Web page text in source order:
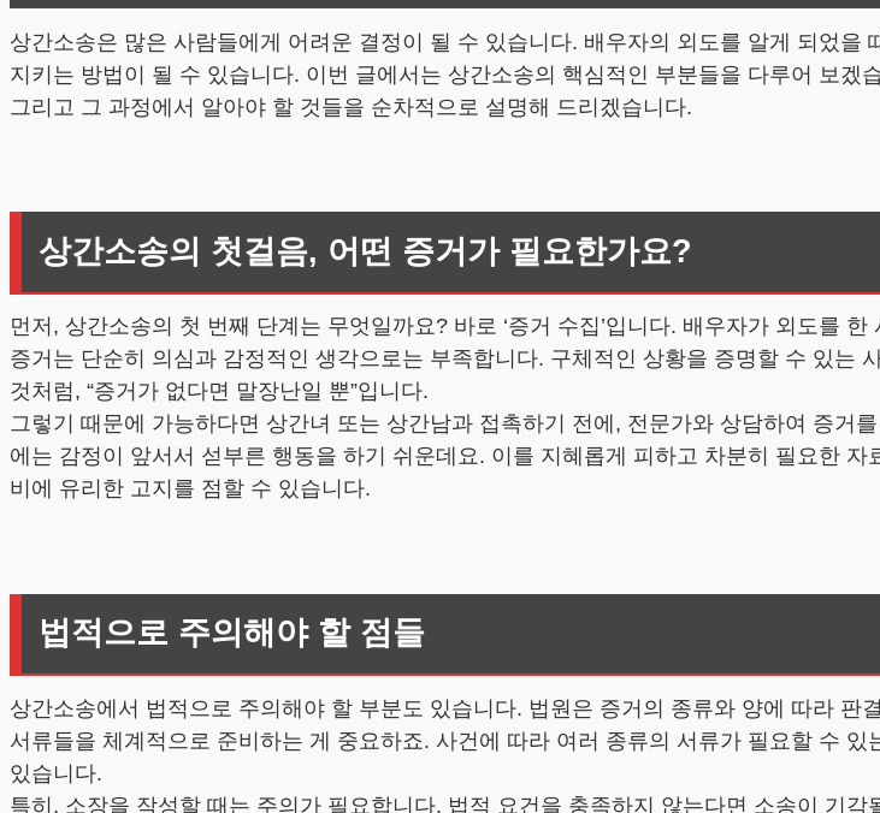
상간소송은 많은 사람들에게 어려운 결정이 될 수 있습니다. 배우자의 외도를 알게 되었
지키는 방법이 될 수 있습니다. 이번 글에서는 상간소송의 핵심적인 부분들을 다루어 보
그리고 그 과정에서 알아야 할 것들을 순차적으로 설명해 드리겠습니다.
상간소송의 첫걸음, 어떤 증거가 필요한가요?
먼저, 상간소송의 첫 번째 단계는 무엇일까요? 바로 ‘증거 수집’입니다. 배우자가 외도를
증거는 단순히 의심과 감정적인 생각으로는 부족합니다. 구체적인 상황을 증명할 수 있는
것처럼, “증거가 없다면 말장난일 뿐”입니다.
그렇기 때문에 가능하다면 상간녀 또는 상간남과 접촉하기 전에, 전문가와 상담하여 증거
에는 감정이 앞서서 섣부른 행동을 하기 쉬운데요. 이를 지혜롭게 피하고 차분히 필요한
비에 유리한 고지를 점할 수 있습니다.
법적으로 주의해야 할 점들
상간소송에서 법적으로 주의해야 할 부분도 있습니다. 법원은 증거의 종류와 양에 따라
서류들을 체계적으로 준비하는 게 중요하죠. 사건에 따라 여러 종류의 서류가 필요할 수
있습니다.
특히, 소장을 작성할 때는 주의가 필요합니다. 법적 요건을 충족하지 않는다면 소송이 기